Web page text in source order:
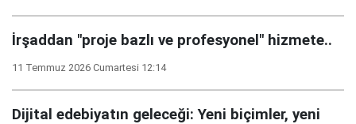
İrşaddan "proje bazlı ve profesyonel" hizmete..
11 Temmuz 2026 Cumartesi 12:14
Dijital edebiyatın geleceği: Yeni biçimler, yeni